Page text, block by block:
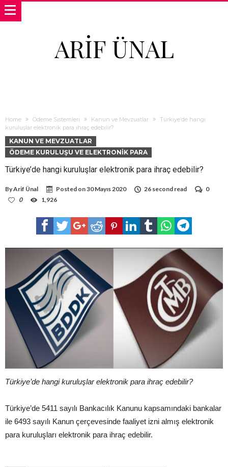
ARIF ÜNAL
Home Ödeme Sistemleri Kanun ve Mevzuatlar
Türkiye’de hangi
kuruluşlar elektronik para ihraç edebilir?
KANUN VE MEVZUATLAR
ÖDEME KURULUŞU VE ELEKTRONIK PARA
Türkiye’de hangi kuruluşlar elektronik para ihraç edebilir?
ByArif Ünal Posted on30 Mayıs 2020 26 second read
0
0
1,926
Türkiye’de hangi kuruluşlar elektronik para ihraç edebilir?
Türkiye’de 5411 sayılı Bankacılık Kanunu kapsamındaki bankalar
ile 6493 sayılı Kanun çerçevesinde faaliyet izni almış elektronik
para kuruluşları elektronik para ihraç edebilir.